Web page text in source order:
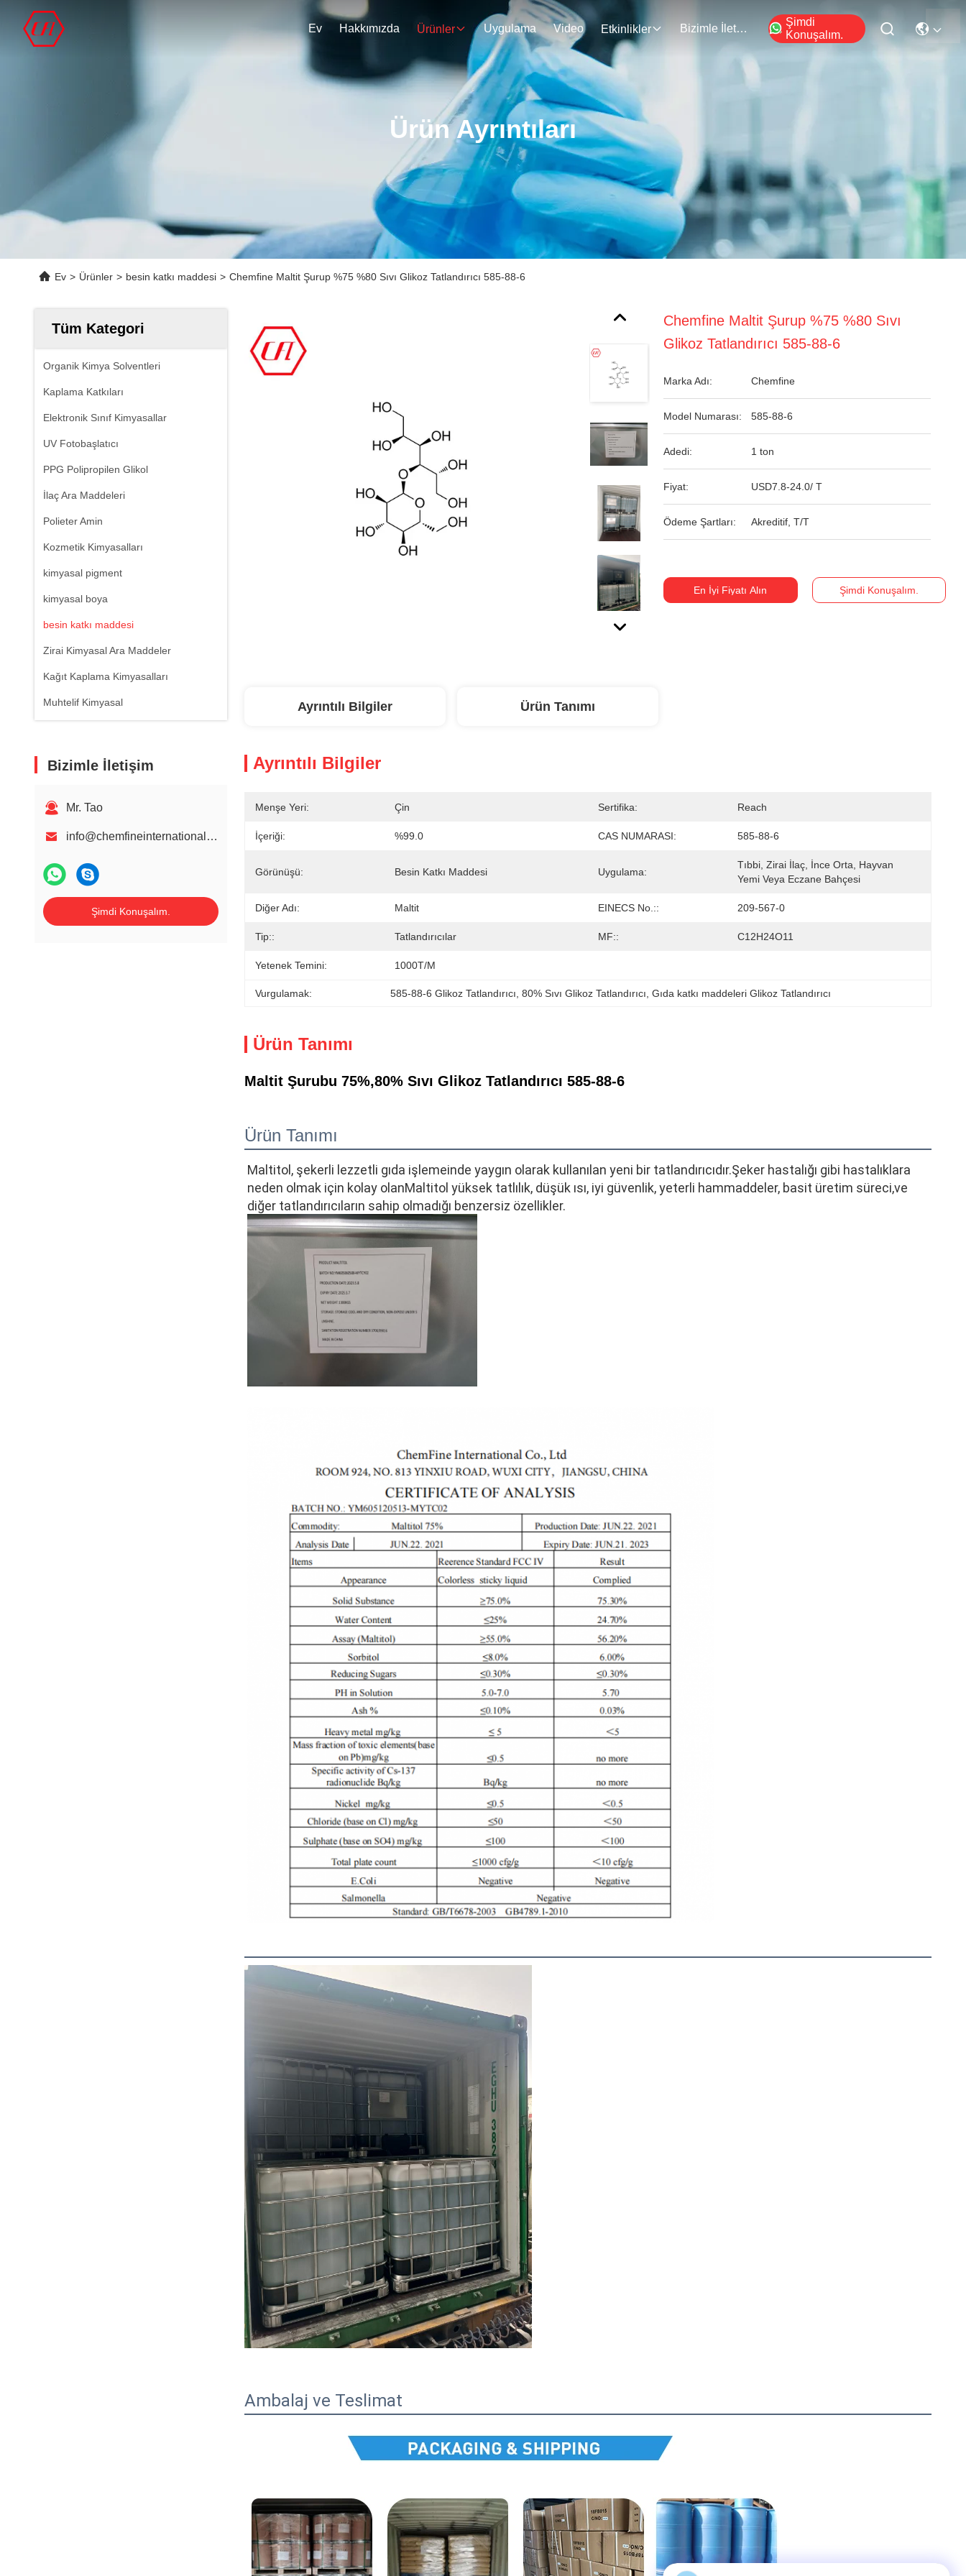
Ev Hakkımızda Ürünler Uygulama Video Etkinlikler Bizimle İletişim
Şimdi
Konuşalım.
Ürün Ayrıntıları
Ev > Ürünler > besin katkı maddesi > Chemfine Maltit Şurup %75 %80 Sıvı Glikoz Tatlandırıcı 585-88-6
Tüm Kategori
Organik Kimya Solventleri
Kaplama Katkıları
Elektronik Sınıf Kimyasallar
UV Fotobaşlatıcı
PPG Polipropilen Glikol
İlaç Ara Maddeleri
Polieter Amin
Kozmetik Kimyasalları
kimyasal pigment
kimyasal boya
besin katkı maddesi
Zirai Kimyasal Ara Maddeler
Kağıt Kaplama Kimyasalları
Muhtelif Kimyasal
Bizimle İletişim
Mr. Tao
info@chemfineinternational.com
Şimdi Konuşalım.
Chemfine Maltit Şurup %75 %80 Sıvı
Glikoz Tatlandırıcı 585-88-6
Marka Adı: Chemfine
Model Numarası: 585-88-6
Adedi: 1 ton
Fiyat: USD7.8-24.0/ T
Ödeme Şartları: Akreditif, T/T
En İyi Fiyatı Alın Şimdi Konuşalım.
Ayrıntılı Bilgiler Ürün Tanımı
Ayrıntılı Bilgiler
Menşe Yeri: Çin Sertifika: Reach
İçeriği: %99.0 CAS NUMARASI: 585-88-6
Görünüşü: Besin Katkı Maddesi Uygulama:
Tıbbi, Zirai İlaç, İnce Orta, Hayvan
Yemi Veya Eczane Bahçesi
Diğer Adı: Maltit EINECS No.:: 209-567-0
Tip:: Tatlandırıcılar MF:: C12H24O11
Yetenek Temini: 1000T/M
Vurgulamak: 585-88-6 Glikoz Tatlandırıcı , 80% Sıvı Glikoz Tatlandırıcı , Gıda katkı maddeleri Glikoz Tatlandırıcı
Ürün Tanımı
Maltit Şurubu 75%,80% Sıvı Glikoz Tatlandırıcı 585-88-6
Ürün Tanımı
Maltitol, şekerli lezzetli gıda işlemeinde yaygın olarak kullanılan yeni bir tatlandırıcıdır.Şeker hastalığı gibi hastalıklara
neden olmak için kolay olanMaltitol yüksek tatlılık, düşük ısı, iyi güvenlik, yeterli hammaddeler, basit üretim süreci,ve
diğer tatlandırıcıların sahip olmadığı benzersiz özellikler.
Ambalaj ve Teslimat